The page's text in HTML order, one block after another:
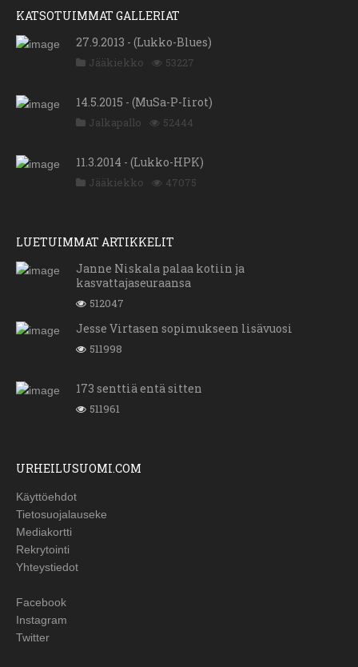
KATSOTUIMMAT GALLERIAT
27.9.2013 - (Lukko-Blues)
Jääkiekko 53227
14.5.2015 - (MuSa-P-Iirot)
Jalkapallo 52444
11.3.2014 - (Lukko-HPK)
Jääkiekko 47075
LUETUIMMAT ARTIKKELIT
Janne Niskala palaa kotiin ja
kasvattajaseuraansa
512047
Jesse Virtasen sopimukseen lisävuosi
511998
173 senttiä entä sitten
511961
URHEILUSUOMI.COM
Käyttöehdot
Tietosuojalauseke
Mediakortti
Rekrytointi
Yhteystiedot
Facebook
Instagram
Twitter